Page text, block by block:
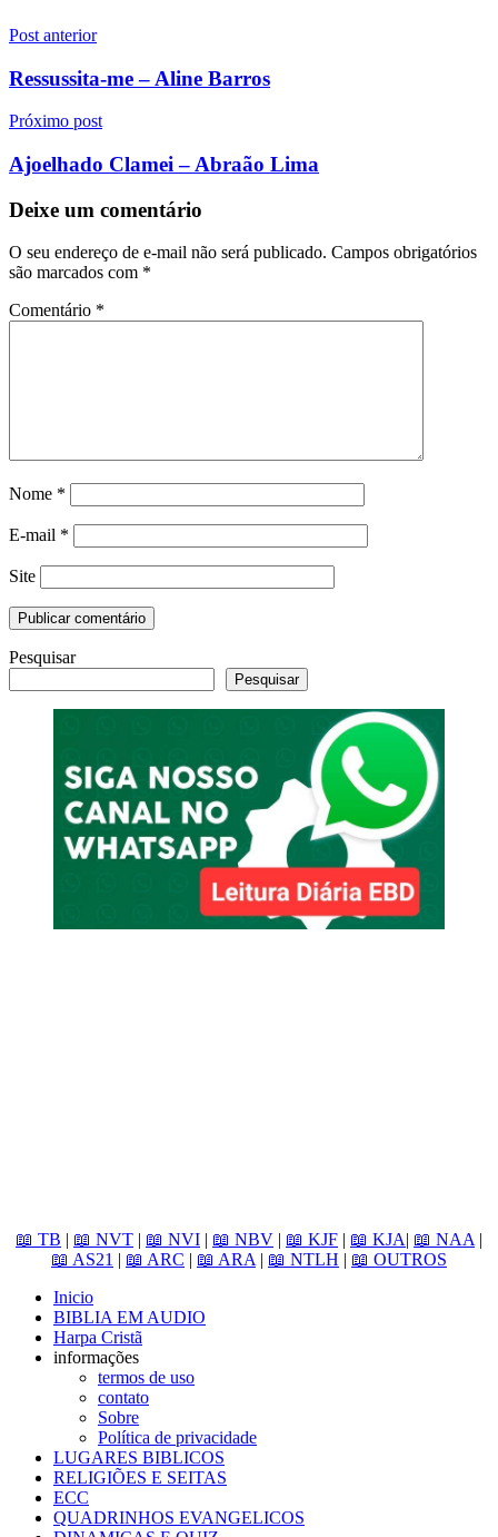
Navegação
de
Post anterior
Ressussita-me – Aline Barros
Próximo post
Ajoelhado Clamei – Abraão Lima
Deixe um comentário
O seu endereço de e-mail não será publicado. Campos obrigatórios
são marcados com *
Comentário *
Nome *
E-mail *
Site
Pesquisar
Pesquisar
📖 TB | 📖 NVT | 📖 NVI | 📖 NBV | 📖 KJF | 📖 KJA| 📖 NAA |
📖 AS21 | 📖 ARC | 📖 ARA | 📖 NTLH | 📖 OUTROS
Inicio
BIBLIA EM AUDIO
Harpa Cristã
informações
termos de uso
contato
Sobre
Política de privacidade
LUGARES BIBLICOS
RELIGIÕES E SEITAS
ECC
QUADRINHOS EVANGELICOS